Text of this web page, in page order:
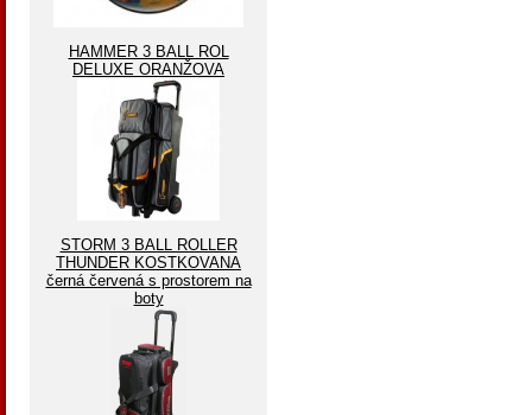
HAMMER 3 BALL ROL
DELUXE ORANŽOVA
STORM 3 BALL ROLLER
THUNDER KOSTKOVANA
černá červená s prostorem na
boty